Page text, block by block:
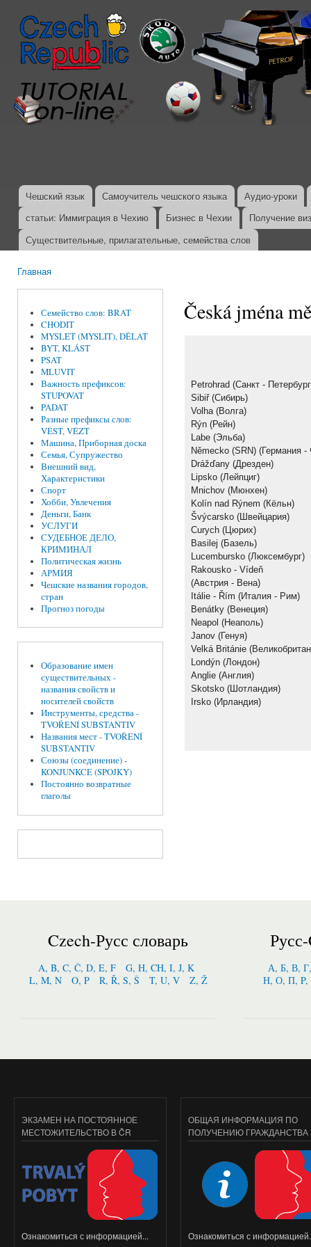
Главное меню
Чешский язык Самоучитель чешского языка
Аудио-уроки
статьи: Иммиграция в Чехию
Бизнес в Чехии
Получение
Существительные, прилагательные, семейства слов
Главная
Семейство слов: BRAT
CHODIT
MYSLET (MYSLIT), DĚLAT
BYT, KLÁST
PSAT
MLUVIT
Важность префиксов:
STUPOVAT
PADAT
Разные префиксы слов:
VÉST, VÉZT
Машина, Приборная доска
Семья, Супружество
Внешний вид,
Характеристики
Спорт
Хобби, Увлечения
Деньги, Банк
УСЛУГИ
СУДЕБНОЕ ДЕЛО,
КРИМИНАЛ
Политическая жизнь
АРМИЯ
Чешские названия городов,
стран
Прогноз погоды
Образование имен
существительных -
названия свойств и
носителей свойств
Инструменты, средства -
TVOŘENÍ SUBSTANTIV
Названия мест - TVOŘENÍ
SUBSTANTIV
Союзы (соединение) -
KONJUNKCE (SPOJKY)
Постоянно возвратные
глаголы
Česká jména
Petrohrad (Санкт -
Sibiř (Сибирь)
Volha (Волга)
Rýn (Рейн)
Labe (Эльба)
Německo (SRN) (Германия
Drážďany (Дрезден)
Lipsko (Лейпциг)
Mnichov (Мюнхен)
Kolín nad Rýnem (Кёльн)
Švýcarsko (Швейцария)
Curych (Цюрих)
Basilej (Базель)
Lucembursko (Люксембург)
Rakousko - Vídeň
(Австрия - Вена)
Itálie - Řím (Италия - Рим)
Benátky (Венеция)
Neapol (Неаполь)
Janov (Генуя)
Velká Británie
Londýn (Лондон)
Anglie (Англия)
Skotsko (Шотландия)
Irsko (Ирландия)
Czech-Русс словарь
A, B, C, Č, D, E, F
G, H, CH, I, J, K
L, M, N
O, P R, Ř, S, Š T, U, V Z, Ž
А, Б, В,
Н, О, П,
ЭКЗАМЕН НА ПОСТОЯННОЕ
МЕСТОЖИТЕЛЬСТВО В ČR
Ознакомиться с информацией...
ОБЩАЯ ИНФОРМАЦИЯ ПО
ПОЛУЧЕНИЮ ГРАЖДАНСТВА
Ознакомиться с